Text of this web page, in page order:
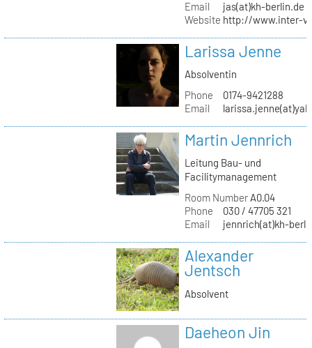
Email
jas(at)kh-berlin.de
Website http://www.inter-
Larissa Jenne
Absolventin
Phone
0174-9421288
Email
Martin Jennrich
Leitung Bau- und
Facilitymanagement
Room NumberA0.04
Phone
030 / 47705 321
Email
jennrich(at)kh-
Alexander
Jentsch
Absolvent
Daeheon Jin